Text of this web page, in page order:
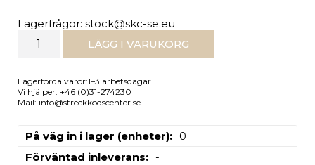
Lagerfrågor: stock@skc-se.eu
LÄGG I VARUKORG
Lagerförda varor:1–3 arbetsdagar
Vi hjälper: +46 (0)31-274230
Mail: info@streckkodscenter.se
På väg in i lager (enheter)
0
Förväntad inleverans
-